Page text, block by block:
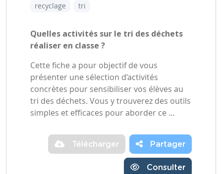
recyclage
tri
Quelles activités sur le tri des déchets
réaliser en classe ?
Cette fiche a pour objectif de vous
présenter une sélection d’activités
concrètes pour sensibiliser vos élèves au
tri des déchets. Vous y trouverez des outils
simples et efficaces pour aborder ce …
Télécharger Partager
Consulter